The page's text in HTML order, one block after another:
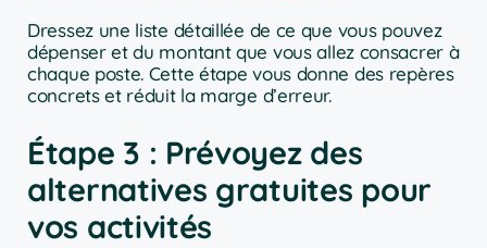
Dressez une liste détaillée de ce que vous pouvez
dépenser et du montant que vous allez consacrer à
chaque poste. Cette étape vous donne des repères
concrets et réduit la marge d’erreur.
Étape 3 : Prévoyez des
alternatives gratuites pour
vos activités